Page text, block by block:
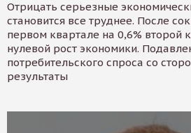
Отрицать серьезные
становится все труднее. После
первом квартале на 0,6% второй
нулевой рост экономики.
потребительского спроса со
результаты